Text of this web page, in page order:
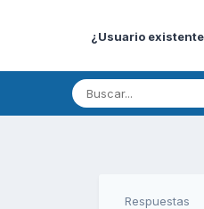
¿Usuario
Respuestas